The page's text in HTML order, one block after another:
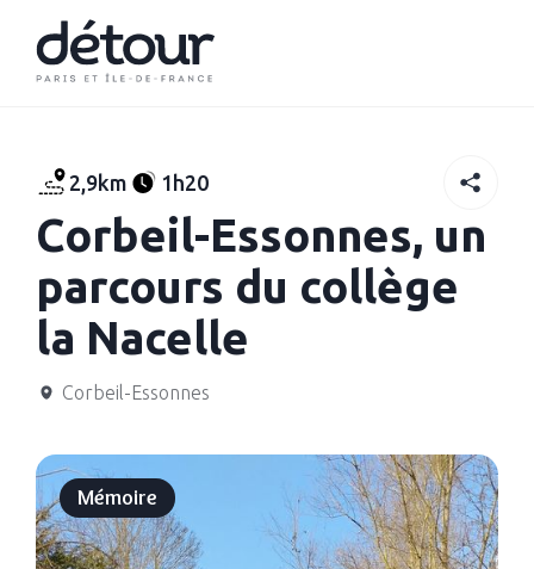
2,9km 1h20
Corbeil-Essonnes, un
parcours du collège
la Nacelle
Corbeil-Essonnes
Mémoire